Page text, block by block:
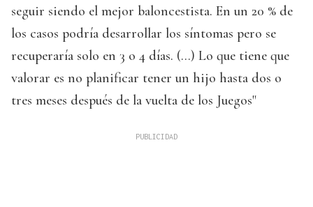
seguir siendo el mejor baloncestista. En un 20 % de
los casos podría desarrollar los síntomas pero se
recuperaría solo en 3 o 4 días. (...) Lo que tiene que
valorar es no planificar tener un hijo hasta dos o
tres meses después de la vuelta de los Juegos"